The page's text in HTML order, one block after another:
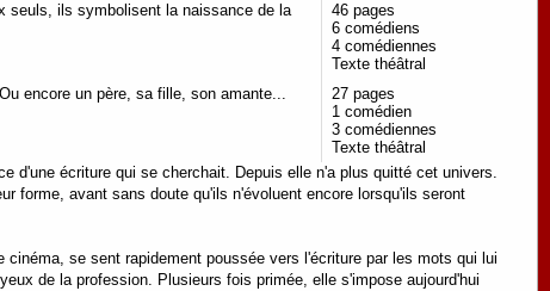
seuls, ils symbolisent la naissance de la
46 pages
6 comédiens
4 comédiennes
Texte théâtral
encore un père, sa fille, son amante...
27 pages
1 comédien
3 comédiennes
Texte théâtral
d'une écriture qui se cherchait. Depuis elle n'a plus quitté cet univers.
forme, avant sans doute qu'ils n'évoluent encore lorsqu'ils seront
se sent rapidement poussée vers l'écriture par les mots qui lui
de la profession. Plusieurs fois primée, elle s'impose aujourd'hui